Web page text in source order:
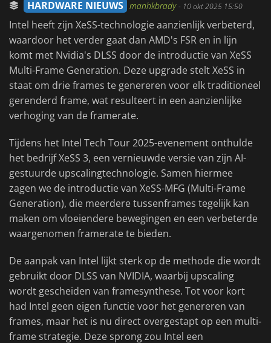
HARDWARE NIEUWS manhkbrady- 10 okt 2025 15:50
Intel heeft zijn XeSS-technologie aanzienlijk verbeterd,
waardoor het verder gaat dan AMD's FSR en in lijn
komt met Nvidia's DLSS door de introductie van XeSS
Multi-Frame Generation. Deze upgrade stelt XeSS in
staat om drie frames te genereren voor elk traditioneel
gerenderd frame, wat resulteert in een aanzienlijke
verhoging van de framerate.
Tijdens het Intel Tech Tour 2025-evenement onthulde
het bedrijf XeSS 3, een vernieuwde versie van zijn AI-
gestuurde upscalingtechnologie. Samen hiermee
zagen we de introductie van XeSS-MFG (Multi-Frame
Generation), die meerdere tussenframes tegelijk kan
maken om vloeiendere bewegingen en een verbeterde
waargenomen framerate te bieden.
De aanpak van Intel lijkt sterk op de methode die wordt
gebruikt door DLSS van NVIDIA, waarbij upscaling
wordt gescheiden van framesynthese. Tot voor kort
had Intel geen eigen functie voor het genereren van
frames, maar het is nu direct overgestapt op een multi-
frame strategie. Deze sprong zou Intel een